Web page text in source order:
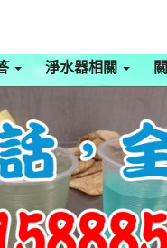
淨水器相關